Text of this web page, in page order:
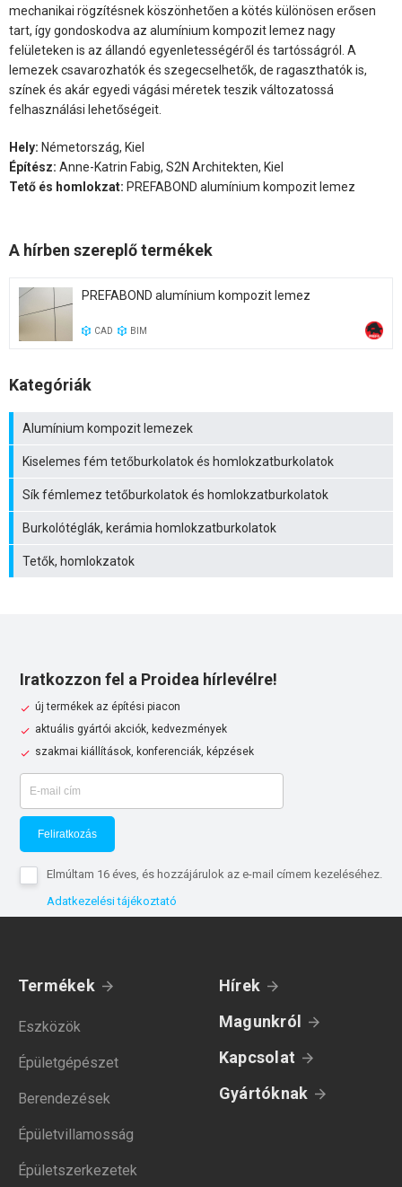
mechanikai rögzítésnek köszönhetően a kötés különösen erősen
tart, így gondoskodva az alumínium kompozit lemez nagy
felületeken is az állandó egyenletességéről és tartósságról. A
lemezek csavarozhatók és szegecselhetők, de ragaszthatók is,
színek és akár egyedi vágási méretek teszik változatossá
felhasználási lehetőségeit.
Hely: Németország, Kiel
Építész: Anne-Katrin Fabig, S2N Architekten, Kiel
Tető és homlokzat: PREFABOND alumínium kompozit lemez
A hírben szereplő termékek
PREFABOND alumínium kompozit lemez
CAD BIM
Kategóriák
Alumínium kompozit lemezek
Kiselemes fém tetőburkolatok és homlokzatburkolatok
Sík fémlemez tetőburkolatok és homlokzatburkolatok
Burkolótéglák, kerámia homlokzatburkolatok
Tetők, homlokzatok
Iratkozzon fel a Proidea hírlevélre!
új termékek az építési piacon
aktuális gyártói akciók, kedvezmények
szakmai kiállítások, konferenciák, képzések
Feliratkozás
Elmúltam 16 éves, és hozzájárulok az e-mail címem kezeléséhez.
Adatkezelési tájékoztató
Termékek
Eszközök
Épületgépészet
Berendezések
Épületvillamosság
Épületszerkezetek
Hírek
Magunkról
Kapcsolat
Gyártóknak